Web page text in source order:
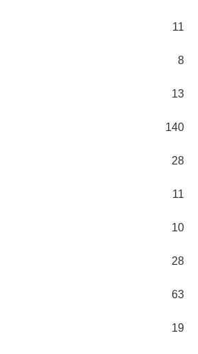
11
8
13
140
28
11
10
28
63
19